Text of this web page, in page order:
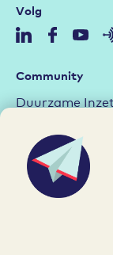
Volg
Community
Duurzame
Hybride werken
Leren en